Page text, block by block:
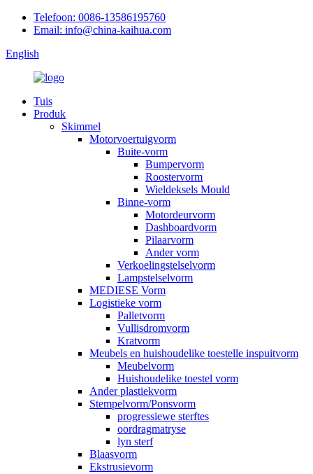
Telefoon: 0086-13586195760
Email: info@china-kaihua.com
English
Tuis
Produk
Skimmel
Motorvoertuigvorm
Buite-vorm
Bumpervorm
Roostervorm
Wieldeksels Mould
Binne-vorm
Motordeurvorm
Dashboardvorm
Pilaarvorm
Ander vorm
Verkoelingstelselvorm
Lampstelselvorm
MEDIESE Vorm
Logistieke vorm
Palletvorm
Vullisdromvorm
Kratvorm
Meubels en huishoudelike toestelle inspuitvorm
Meubelvorm
Huishoudelike toestel vorm
Ander plastiekvorm
Stempelvorm/Ponsvorm
progressiewe sterftes
oordragmatryse
lyn sterf
Blaasvorm
Ekstrusievorm